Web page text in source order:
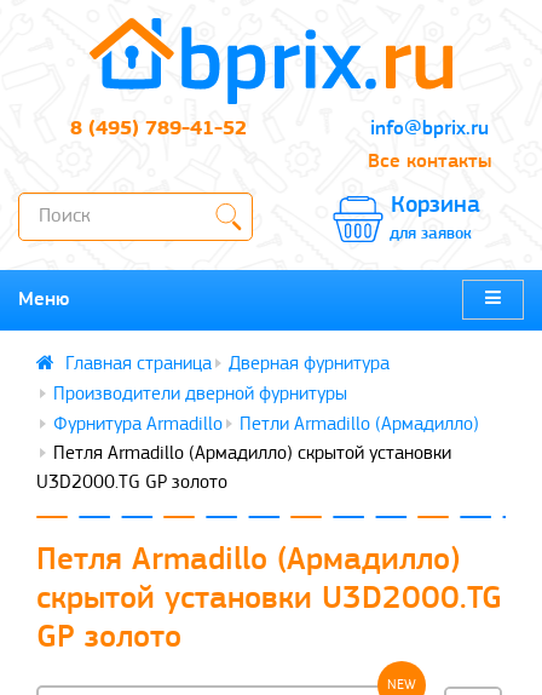
8 (495) 789-41-52
info@bprix.ru
Все контакты
Корзина
для заявок
Меню
Дверная фурнитура
Производители дверной фурнитуры
Фурнитура Armadillo
Петли Armadillo (Армадилло)
Петля Armadillo (Армадилло) скрытой установки
U3D2000.TG GP золото
Петля Armadillo (Армадилло)
скрытой установки U3D2000.TG
GP золото
NEW